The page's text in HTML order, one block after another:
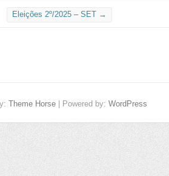
Eleições 2º/2025 – SET →
Theme Horse | Powered by: WordPress